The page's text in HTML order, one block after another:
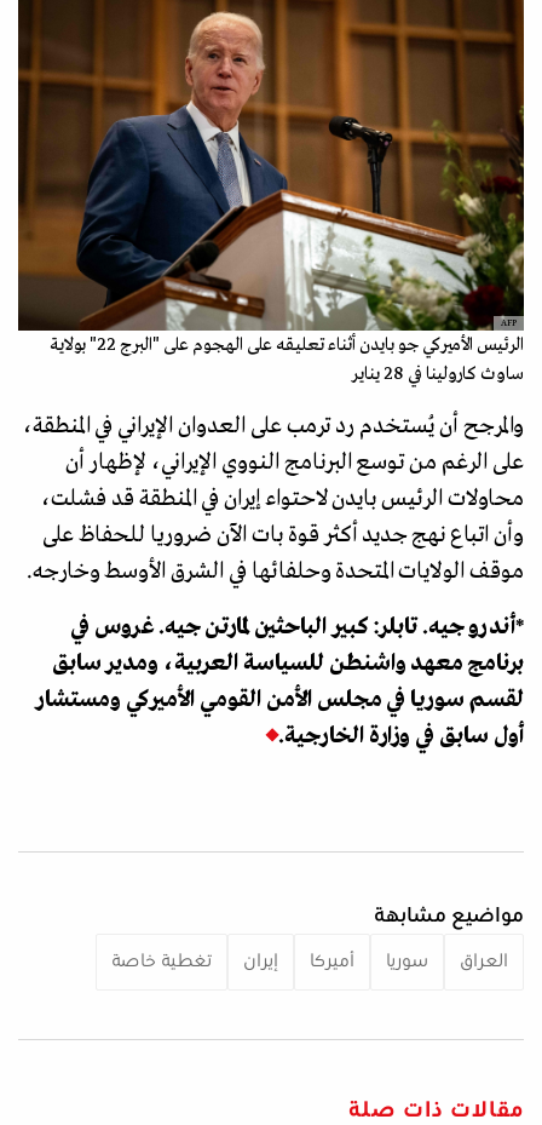
AFP
الرئيس الأميركي جو بايدن أثناء تعليقه على الهجوم على "البرج 22" بولاية
ساوث كارولينا في 28 يناير
والمرجح أن يُستخدم رد ترمب على العدوان الإيراني في المنطقة،
على الرغم من توسع البرنامج النووي الإيراني، لإظهار أن
محاولات الرئيس بايدن لاحتواء إيران في المنطقة قد فشلت،
وأن اتباع نهج جديد أكثر قوة بات الآن ضروريا للحفاظ على
موقف الولايات المتحدة وحلفائها في الشرق الأوسط وخارجه.
*أندرو جيه. تابلر: كبير الباحثين لمارتن جيه. غروس في
برنامج معهد واشنطن للسياسة العربية، ومدير سابق
لقسم سوريا في مجلس الأمن القومي الأميركي ومستشار
أول سابق في وزارة الخارجية.
مواضيع مشابهة
العراق سوريا أميركا إيران تغطية خاصة
مقالات ذات صلة